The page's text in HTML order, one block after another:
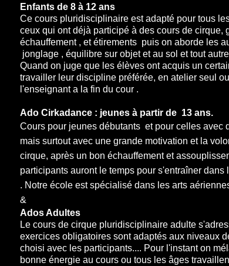
Enfants de 8 à 12 ans
Ce cours pluridisciplinaire est adapté pour tous
ceux qui ont déjà participé à des cours de cirque,
échauffement , et étirements puis on aborde les
jonglage , équilibre sur objet et au sol et tout
Quand on juge que les élèves ont acquis un
travailler leur discipline préférée, en atelier seul
l'enseignant a la fin du cour .
Ado Cirkadance : jeunes à partir de 13 ans.
Cours pour jeunes débutants et pour celles avec
mais surtout avec une grande motivation et
cirque, après un bon échauffement et
participants auront le temps pour s'entraîner
. Notre école est spécialisé dans les arts
&
Ados Adultes
Le cours de cirque pluridisciplinaire adulte
exercices obligatoires sont adaptés aux niveaux
choisi avec les participants.... Pour l'instant on
bonne énergie au cours ou tous les âges